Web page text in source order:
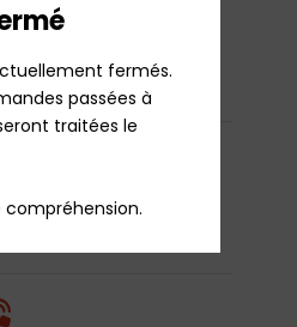
sécurisé
/ Apple Payfermés.
passées à
traitées le